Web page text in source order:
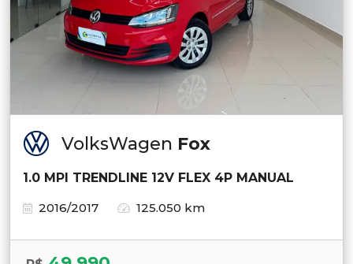
VolksWagen Fox
1.0 MPI TRENDLINE 12V FLEX 4P MANUAL
2016/2017
125.050 km